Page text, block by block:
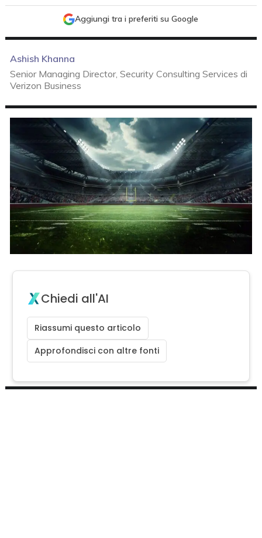
Aggiungi tra i preferiti su Google
Ashish Khanna
Senior Managing Director, Security Consulting Services di
Verizon Business
Chiedi all'AI
Riassumi questo articolo
Approfondisci con altre fonti